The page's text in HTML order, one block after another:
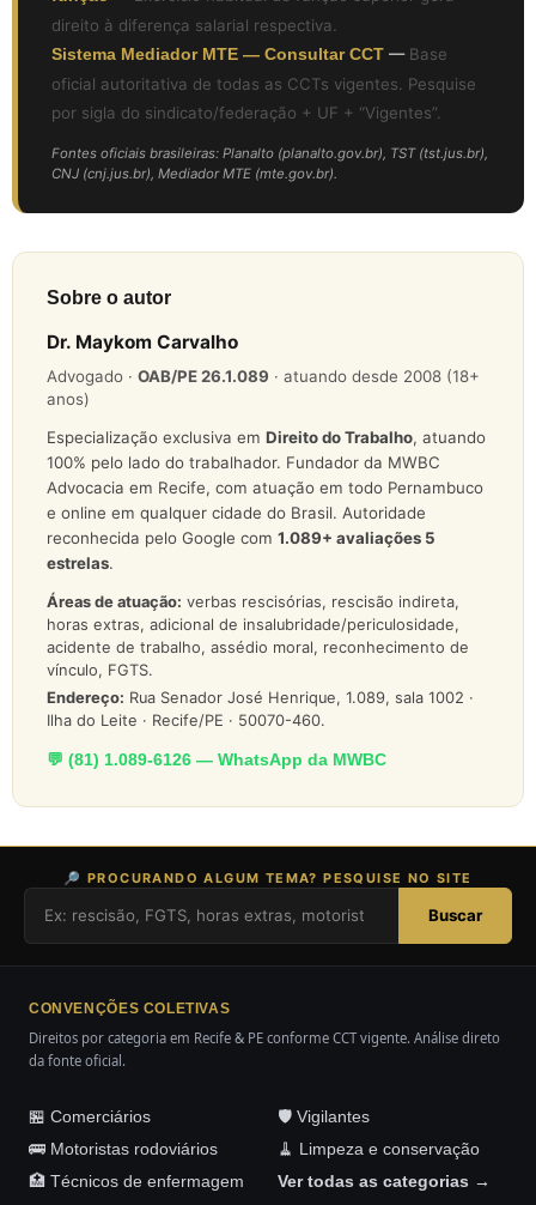
direito à diferença salarial respectiva.
Sistema Mediador MTE — Consultar CCT — Base
oficial autoritativa de todas as CCTs vigentes. Pesquise
por sigla do sindicato/federação + UF + “Vigentes”.
Fontes oficiais brasileiras: Planalto (planalto.gov.br), TST (tst.jus.br),
CNJ (cnj.jus.br), Mediador MTE (mte.gov.br).
Sobre o autor
Dr. Maykom Carvalho
Advogado · OAB/PE 26.1.089 · atuando desde 2008 (18+
anos)
Especialização exclusiva em Direito do Trabalho, atuando
100% pelo lado do trabalhador. Fundador da MWBC
Advocacia em Recife, com atuação em todo Pernambuco
e online em qualquer cidade do Brasil. Autoridade
reconhecida pelo Google com 1.089+ avaliações 5
estrelas.
Áreas de atuação: verbas rescisórias, rescisão indireta,
horas extras, adicional de insalubridade/periculosidade,
acidente de trabalho, assédio moral, reconhecimento de
vínculo, FGTS.
Endereço: Rua Senador José Henrique, 1.089, sala 1002 ·
Ilha do Leite · Recife/PE · 50070-460.
💬 (81) 1.089-6126 — WhatsApp da MWBC
🔎 PROCURANDO ALGUM TEMA? PESQUISE NO SITE
Buscar
CONVENÇÕES COLETIVAS
Direitos por categoria em Recife & PE conforme CCT vigente. Análise direto
da fonte oficial.
🏪 Comerciários
🛡️ Vigilantes
🚌 Motoristas rodoviários
🧹 Limpeza e conservação
🏥 Técnicos de enfermagem
Ver todas as categorias →